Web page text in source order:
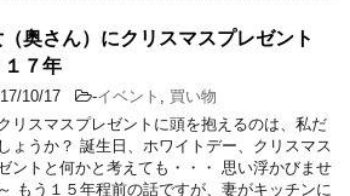
奥さん）にクリスマスプレゼント
１７年
10/17 -イベント
買い物
リスマスプレゼントに頭を抱えるのは、私だ
ょうか？ 誕生日、ホワイトデー、クリスマス
ントと何かと考えても・・・ 思い浮かびませ
もう１５年程前の話ですが、妻がキッチンに